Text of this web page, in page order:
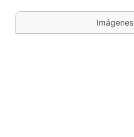
Imágenes